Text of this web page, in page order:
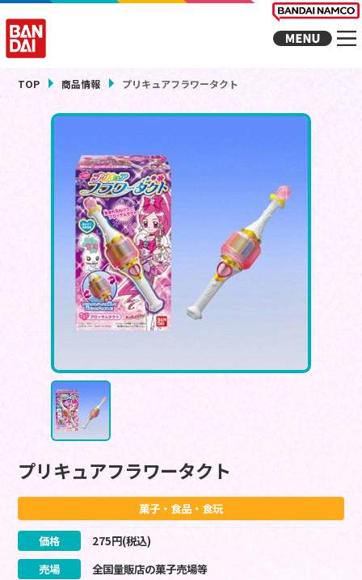
TOP 商品情報 プリキュアフラワータクト
プリキュアフラワータクト
菓子・食品・食玩
価格 275円(税込)
売場
全国量販店の菓子売場等